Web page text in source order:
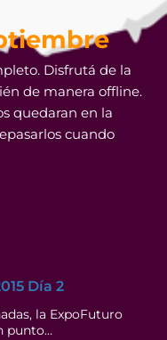
Disfrutá de la
de manera offline.
quedaran en la
cuando
Día 2
la ExpoFuturo
punto…